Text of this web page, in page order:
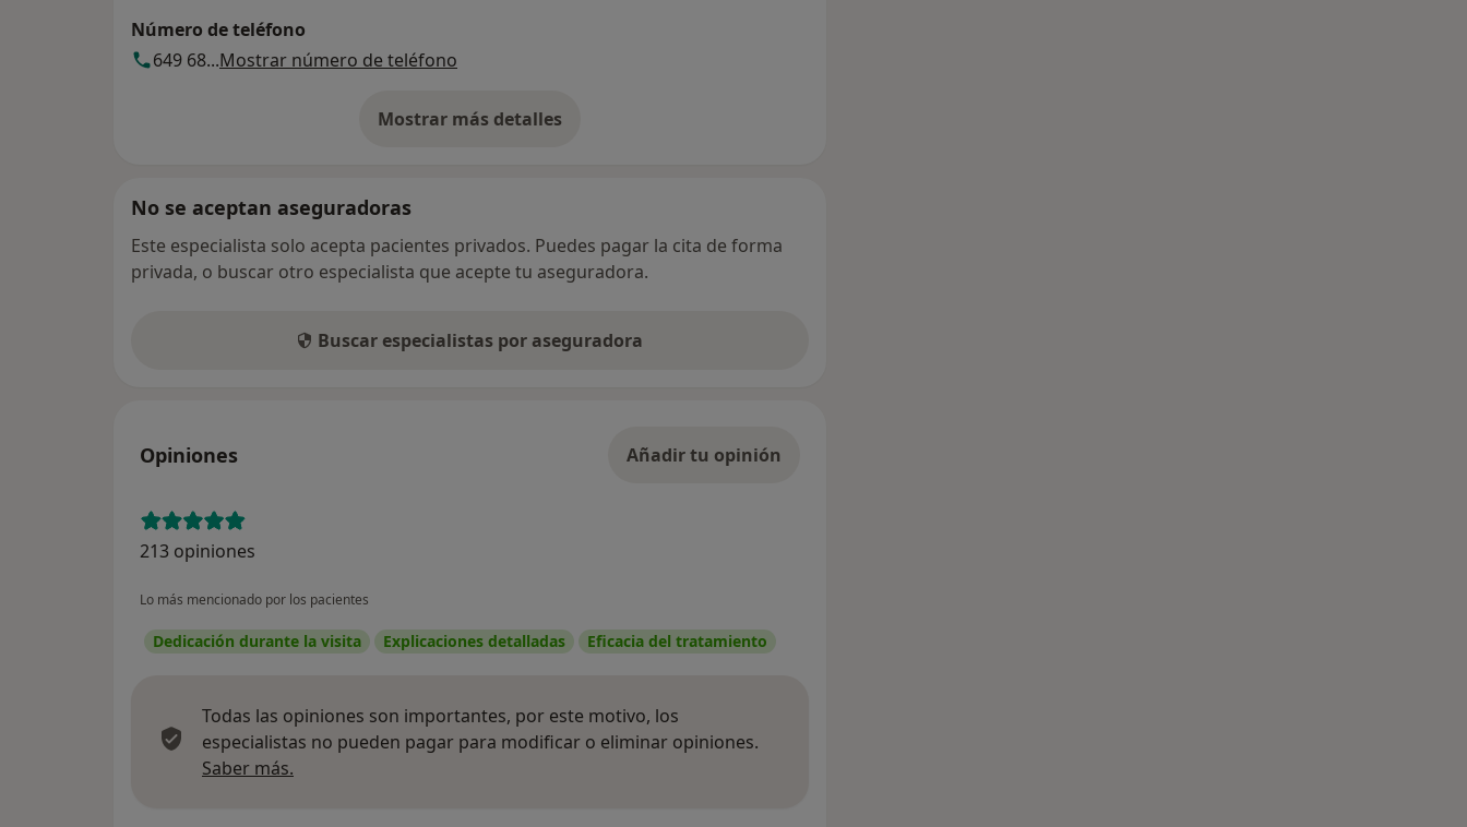
Número de teléfono
649 68...Mostrar número de teléfono
Mostrar más detalles
sobre la dirección
No se aceptan aseguradoras
Este especialista solo acepta pacientes privados. Puedes pagar la cita de forma
privada, o buscar otro especialista que acepte tu aseguradora.
Buscar especialistas por aseguradora
Opiniones Añadir tu opinión
213 opiniones
Lo más mencionado por los pacientes
Dedicación durante la visita Explicaciones detalladas Eficacia del tratamiento
Todas las opiniones son importantes, por este motivo, los
especialistas no pueden pagar para modificar o eliminar opiniones.
Saber más.